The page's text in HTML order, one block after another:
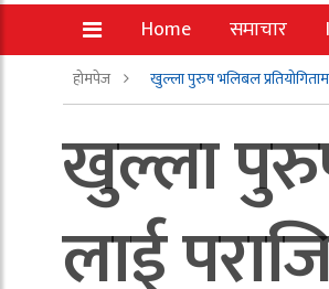
Home समाचार
होमपेज खुल्ला पुरुष भलिबल
खुल्ला
लाई